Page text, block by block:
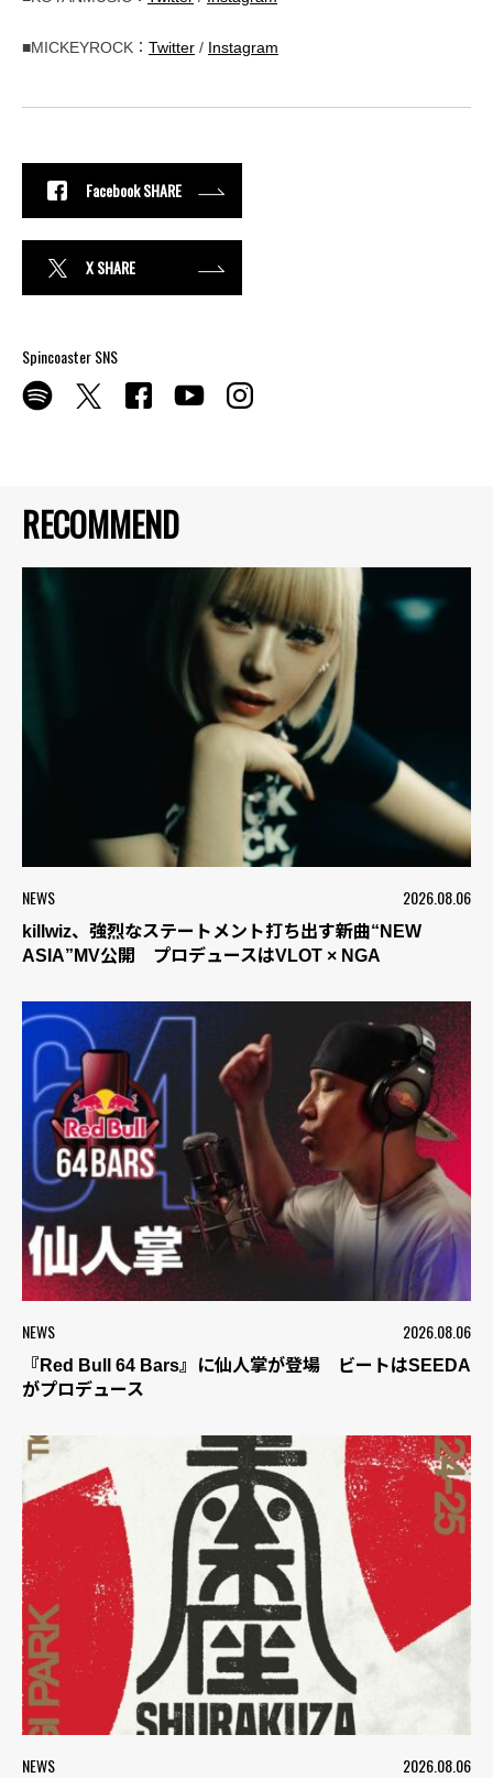
RECOMMEND
NEWS 2026.08.06
killwiz、強烈なステートメント打ち出す新曲“NEW
ASIA”MV公開 プロデュースはVLOT × NGA
NEWS 2026.08.06
『Red Bull 64 Bars』に仙人掌が登場 ビートはSEEDA
がプロデュース
NEWS 2026.08.06
■MICKEYROCK： Twitter / Instagram
Facebook SHARE
X SHARE
Spincoaster SNS